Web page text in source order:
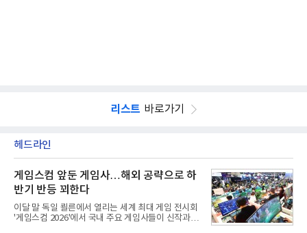
리스트 바로가기
헤드라인
게임스컴 앞둔 게임사…해외 공략으로 하
반기 반등 꾀한다
이달 말 독일 쾰른에서 열리는 세계 최대 게임 전시회
'게임스컴 2026'에서 국내 주요 게임사들이 신작과 글